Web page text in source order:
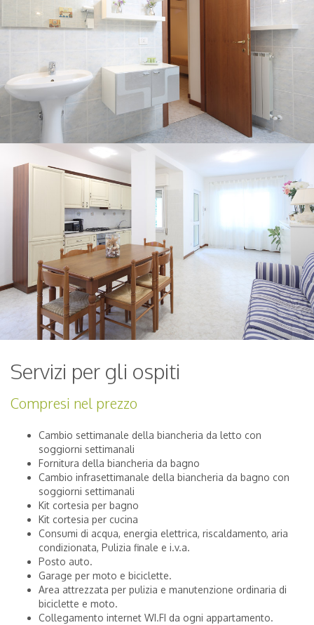
Servizi per gli ospiti
Compresi nel prezzo
Cambio settimanale della biancheria da letto con
soggiorni settimanali
Fornitura della biancheria da bagno
Cambio infrasettimanale della biancheria da bagno con
soggiorni settimanali
Kit cortesia per bagno
Kit cortesia per cucina
Consumi di acqua, energia elettrica, riscaldamento, aria
condizionata, Pulizia finale e i.v.a.
Posto auto.
Garage per moto e biciclette.
Area attrezzata per pulizia e manutenzione ordinaria di
biciclette e moto.
Collegamento internet WI.FI da ogni appartamento.